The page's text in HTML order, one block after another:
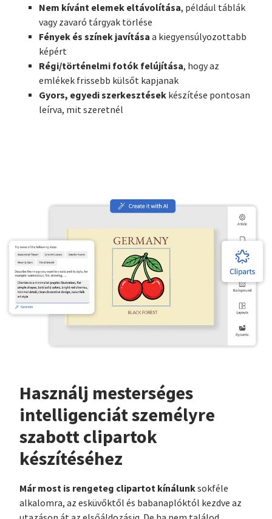
Nem kívánt elemek eltávolítása, például táblák
vagy zavaró tárgyak törlése
Fények és színek javítása a kiegyensúlyozottabb
képért
Régi/történelmi fotók felújítása, hogy az
emlékek frissebb külsőt kapjanak
Gyors, egyedi szerkesztések készítése pontosan
leírva, mit szeretnél
Használj mesterséges
intelligenciát személyre
szabott clipartok
készítéséhez
Már most is rengeteg clipartot kínálunksokféle
alkalomra, az esküvőktől és babanaplóktól kezdve az